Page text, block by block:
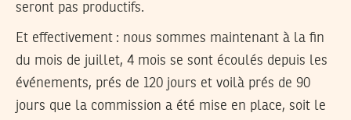
seront pas productifs.
Et effectivement : nous sommes maintenant à la fin
du mois de juillet, 4 mois se sont écoulés depuis les
événements, prés de 120 jours et voilà prés de 90
jours que la commission a été mise en place, soit le